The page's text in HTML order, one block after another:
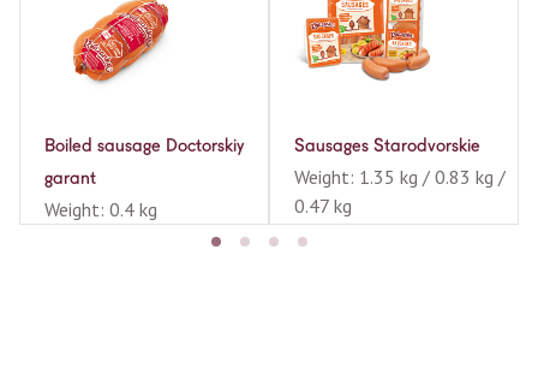
Boiled sausage Doctorskiy
garant
Weight: 0.4 kg
Sausages Starodvorskie
Weight: 1.35 kg / 0.83 kg /
0.47 kg